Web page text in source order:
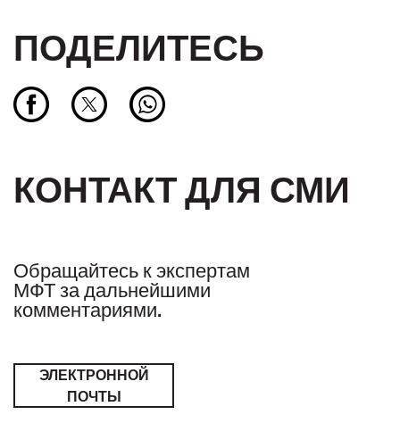
ПОДЕЛИТЕСЬ
КОНТАКТ ДЛЯ СМИ
Обращайтесь к экспертам
МФТ за дальнейшими
комментариями.
ЭЛЕКТРОННОЙ
ПОЧТЫ